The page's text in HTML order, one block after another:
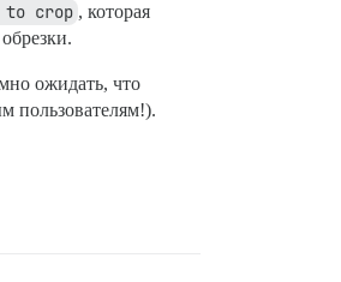
crop , которая
ожидать, что
пользователям!).